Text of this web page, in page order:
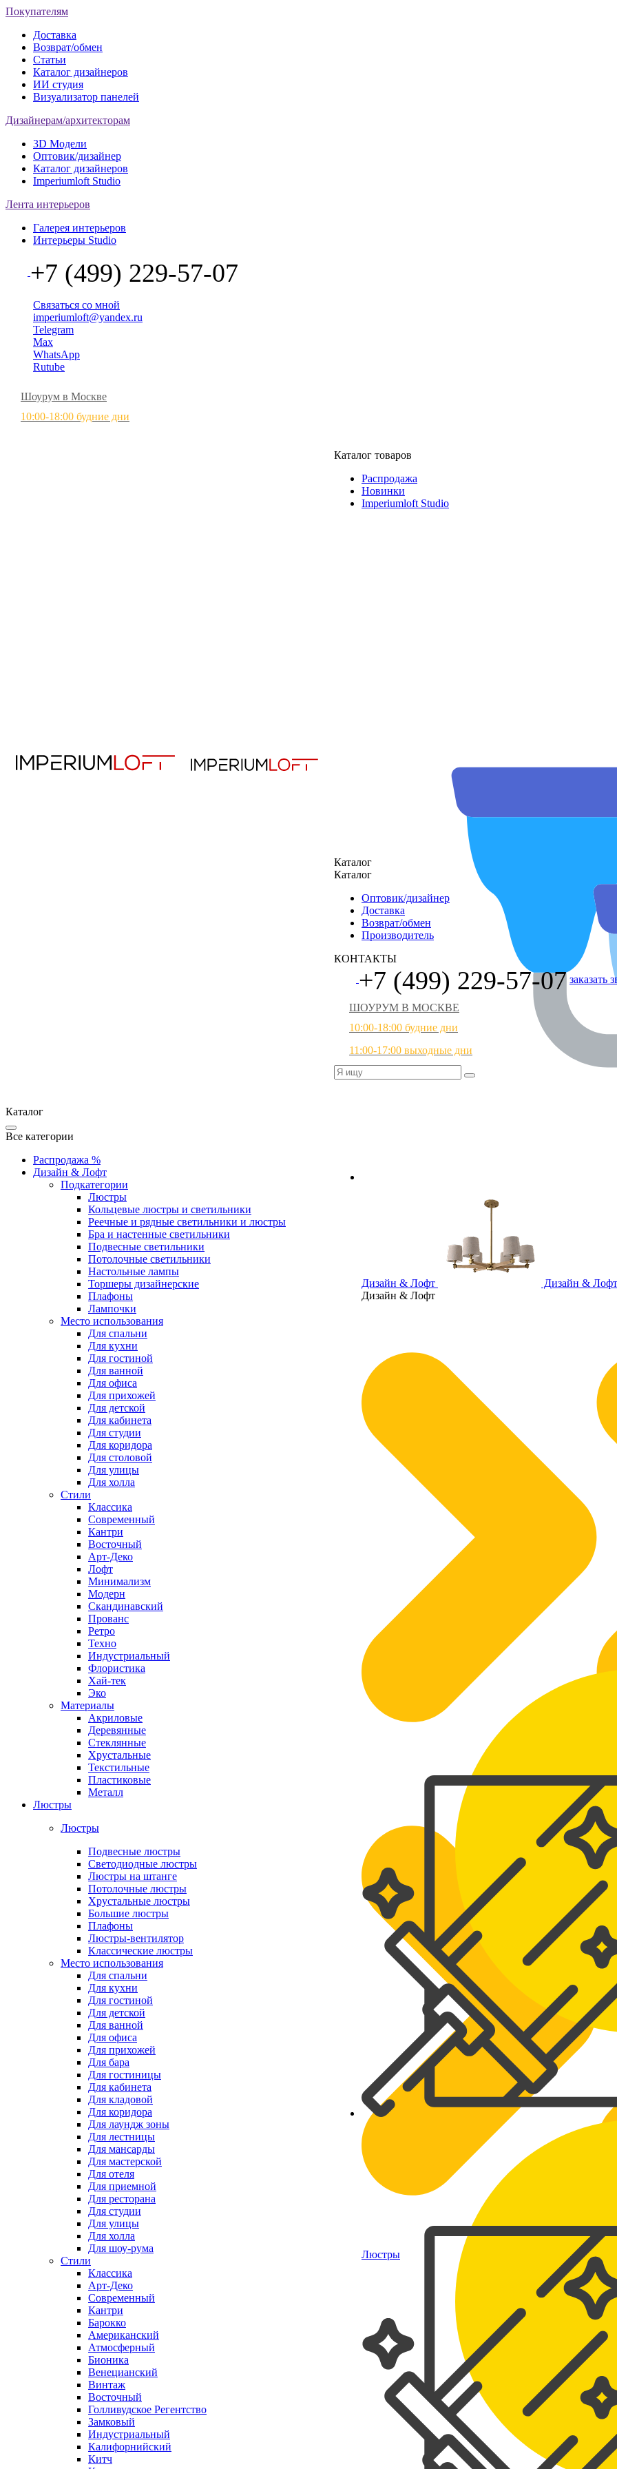
Покупателям
Доставка
Возврат/обмен
Статьи
Каталог дизайнеров
ИИ студия
Визуализатор панелей
Дизайнерам/архитекторам
3D Модели
Оптовик/дизайнер
Каталог дизайнеров
Imperiumloft Studio
Лента интерьеров
Галерея интерьеров
Интерьеры Studio
+7 (499) 229-57-07
Связаться со мной
imperiumloft@yandex.ru
Telegram
Max
WhatsApp
Rutube
Шоурум в Москве
10:00-18:00 будние дни
Каталог товаров
Распродажа
Новинки
Imperiumloft Studio
Дизайн & Лофт
Дизайн & Лофт
Дизайн & Лофт
Люстры
Каталог
Каталог
Оптовик/дизайнер
Доставка
Возврат/обмен
Производитель
КОНТАКТЫ
+7 (499) 229-57-07 заказать
ШОУРУМ В МОСКВЕ
10:00-18:00 будние дни
11:00-17:00 выходные дни
Каталог
Все категории
Распродажа %
Дизайн & Лофт
Подкатегории
Люстры
Кольцевые люстры и светильники
Реечные и рядные светильники и люстры
Бра и настенные светильники
Подвесные светильники
Потолочные светильники
Настольные лампы
Торшеры дизайнерские
Плафоны
Лампочки
Место использования
Для спальни
Для кухни
Для гостиной
Для ванной
Для офиса
Для прихожей
Для детской
Для кабинета
Для студии
Для коридора
Для столовой
Для улицы
Для холла
Стили
Классика
Современный
Кантри
Восточный
Арт-Деко
Лофт
Минимализм
Модерн
Скандинавский
Прованс
Ретро
Техно
Индустриальный
Флористика
Хай-тек
Эко
Материалы
Акриловые
Деревянные
Стеклянные
Хрустальные
Текстильные
Пластиковые
Металл
Люстры
Люстры
Подвесные люстры
Светодиодные люстры
Люстры на штанге
Потолочные люстры
Хрустальные люстры
Большие люстры
Плафоны
Люстры-вентилятор
Классические люстры
Место использования
Для спальни
Для кухни
Для гостиной
Для детской
Для ванной
Для офиса
Для прихожей
Для бара
Для гостиницы
Для кабинета
Для кладовой
Для коридора
Для лаундж зоны
Для лестницы
Для мансарды
Для мастерской
Для отеля
Для приемной
Для ресторана
Для студии
Для улицы
Для холла
Для шоу-рума
Стили
Классика
Арт-Деко
Современный
Кантри
Барокко
Американский
Атмосферный
Бионика
Венецианский
Винтаж
Восточный
Голливудское Регентство
Замковый
Индустриальный
Калифорнийский
Китч